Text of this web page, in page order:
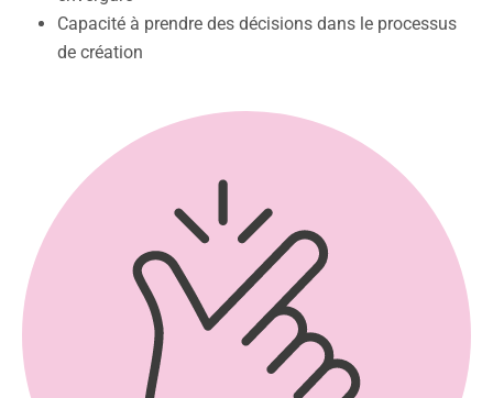
Capacité à prendre des décisions dans le processus
de création